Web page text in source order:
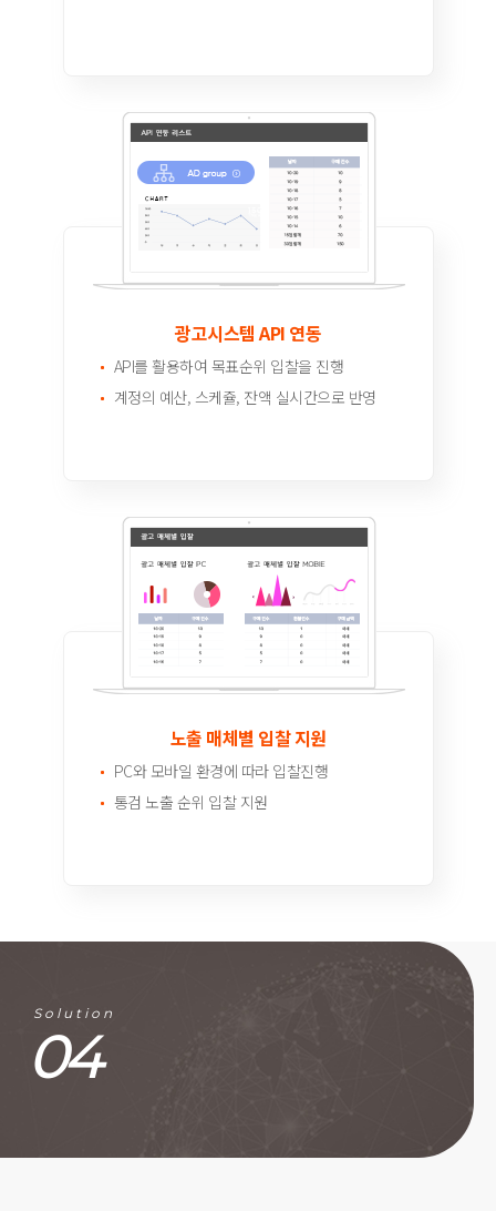
광고시스템 API 연동
API를 활용하여 목표순위 입찰을 진행
계정의 예산, 스케쥴, 잔액 실시간으로 반영
노출 매체별 입찰 지원
PC와 모바일 환경에 따라 입찰진행
통검 노출 순위 입찰 지원
Solution
04